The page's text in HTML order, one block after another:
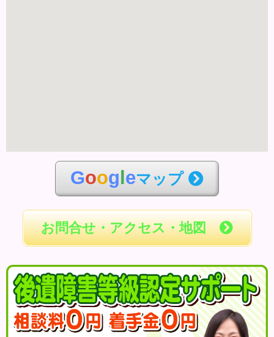
Goog eマップ
お問合せ・アクセス・地図